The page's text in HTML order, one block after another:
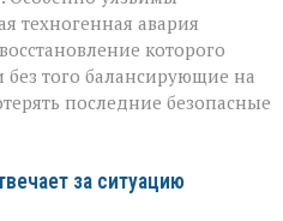
техногенная авария
которого
того балансирующие на
последние безопасные
за ситуацию